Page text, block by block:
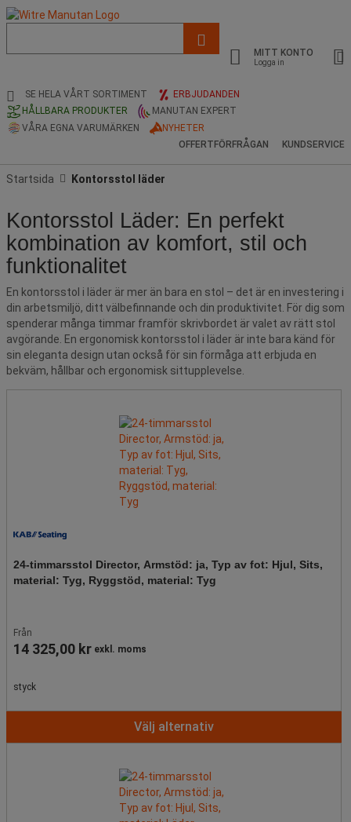
och
sökhistorik
MITT KONTO
Logga in
SE HELA VÅRT SORTIMENT
ERBJUDANDEN
HÅLLBARA PRODUKTER
MANUTAN EXPERT
VÅRA EGNA VARUMÄRKEN
NYHETER
OFFERTFÖRFRÅGAN
KUNDSERVICE
Startsida Kontorsstol läder
Kontorsstol Läder: En perfekt
kombination av komfort, stil och
funktionalitet
En kontorsstol i läder är mer än bara en stol – det är en investering i
din arbetsmiljö, ditt välbefinnande och din produktivitet. För dig som
spenderar många timmar framför skrivbordet är valet av rätt stol
avgörande. En ergonomisk kontorsstol i läder är inte bara känd för
sin eleganta design utan också för sin förmåga att erbjuda en
bekväm, hållbar och ergonomisk sittupplevelse.
24-timmarsstol Director, Armstöd: ja, Typ av fot: Hjul, Sits,
material: Tyg, Ryggstöd, material: Tyg
Från
14 325,00 kr exkl. moms
styck
Välj alternativ